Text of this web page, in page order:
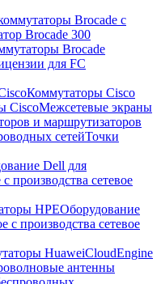
Brocade с
Brocade 300
Brocade
для FC
Коммутаторы Cisco
CiscoМежсетевые экраны
и маршрутизаторов
сетейТочки
Dell для
производства сетевое
HPEОборудование
с производства сетевое
HuaweiCloudEngine
антенны